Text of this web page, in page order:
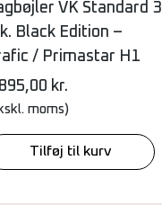
VK Standard 3
Black Edition –
/ Primastar H1
kr.
moms)
Tilføj til kurv